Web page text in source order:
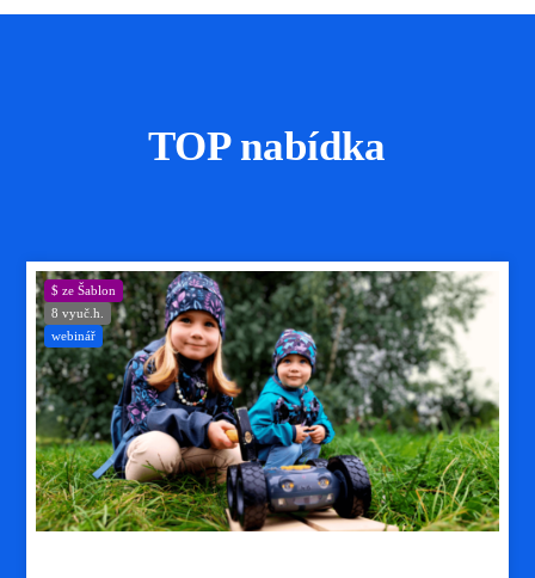
TOP nabídka
$ ze Šablon
8 vyuč.h.
webinář